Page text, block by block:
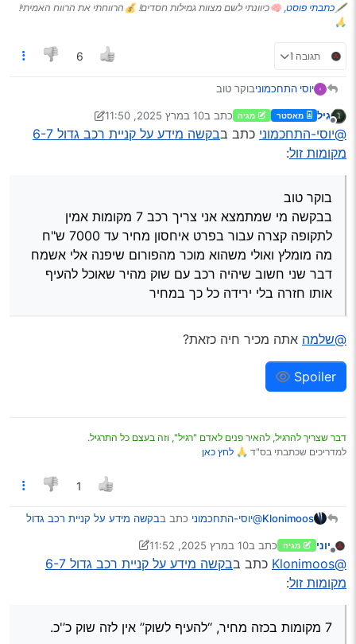
🖋כתבתי פוסט, 🧠כיוונתי לשם מצוות גמילות חסדים! 💰הרווחתי את הרווח האמיתי!
🙏
תגובה 1 6
יוסי התחכמוניבוקר טוב
מה מומלץ ואולי משהוא מוכר מהפורום שיפנה אלי
גיל מאסטר מגיה כתב ב10 במרץ 2025, 11:50
נערך לאחרונה על ידי גיל3 באוק׳ 2025, 11:53
@יוסי-התחכמוני כתב ב
בקשה מידע על קניית רכב גדול 6-7
מקומות זול:
בוקר טוב
בבקשה מי שמתמצא אני צריך רכב 7 מקומות אמין
לתקופה קצרה עבור בפרט איחסון מחיר עד 7000 ש"ח
מה מומלץ ואולי משהוא מוכר מהפורום שיפנה אלי אשמח
דבר שני חשוב שיהיה רכב עם שוק מהיר שאוכל להעיף
אותו חזרה בלי ירידה כל כך במחיר
@שלמה אתה מכיר חיה כזאת?
Spoiler
דבר שצריך להרגיל, להאיר פנים לאדם "רגיל", וזה בעצם כל התרגיל.
למדריכים שכתבתי בס"ד 🙏 לחץ כאן
1
Klonimoos@יוסי-התחכמוני כתב בבקשה מידע על קניית רכב גדול
בוקר טוב
יוני מגיה כתב ב10 במרץ 2025, 11:52
נערך לאחרונה על ידי יוני3 באוק׳ 2025, 11:52
@Klonimoos כתב ב
בקשה מידע על קניית רכב גדול 6-7
מקומות זול:
7 מקומות בכזה מחיר, ‘‘להעיף לשוק’’ אין לזה שוק כ’'כ.